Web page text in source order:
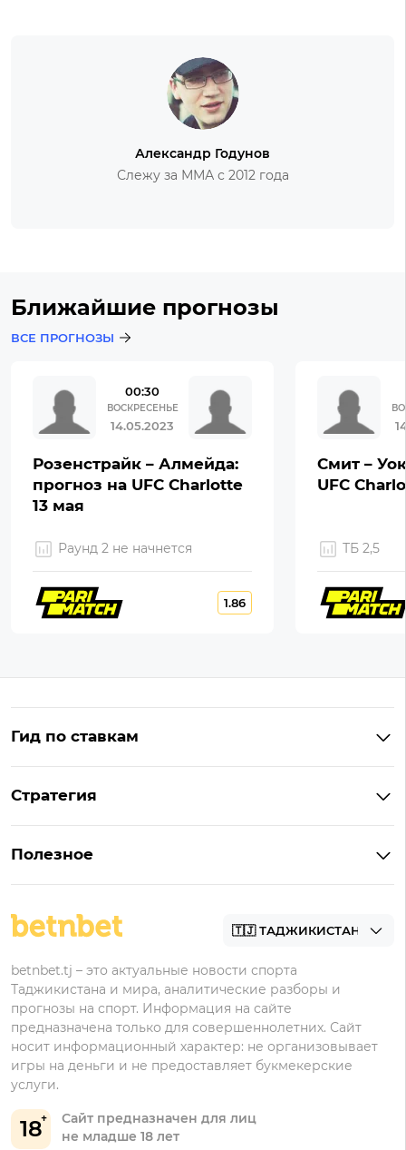
Александр Годунов
Слежу за ММА с 2012 года
Ближайшие прогнозы
ВСЕ ПРОГНОЗЫ
00:30
ВОСКРЕСЕНЬЕ
14.05.2023
Розенстрайк – Алмейда:
прогноз на UFC Charlotte
13 мая
Раунд 2 не начнется
1.86
Смит –
UFC
ТБ 2,5
Гид по ставкам
Что значит «чет» и «нечет»
Стратегия
Полезное
Академия
18
Сайт предназначен для лиц
не младше 18 лет
betnbet.tj – это актуальные новости спорта
Таджикистана и мира, аналитические разборы и
прогнозы на спорт. Информация на сайте
предназначена только для совершеннолетних. Сайт
носит информационный характер: не организовывает
игры на деньги и не предоставляет букмекерские
услуги.